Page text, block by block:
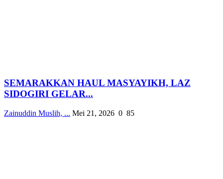
SEMARAKKAN HAUL MASYAYIKH, LAZ
SIDOGIRI GELAR...
Zainuddin Muslih, ... Mei 21, 2026 0 85